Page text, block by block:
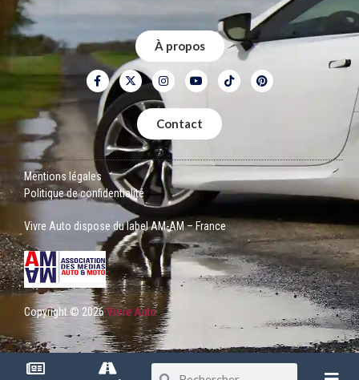
À propos
Contact
Mentions légales
Politique de confidentialité
Vivre Auto dispose du label AM-AM – France
Copyright © 2026Vivre Auto